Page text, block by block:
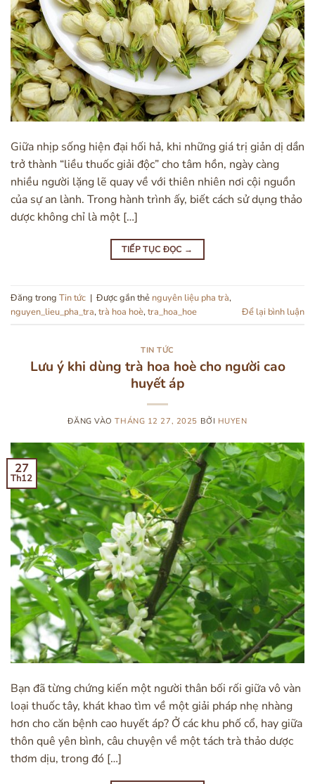
Giữa nhịp sống hiện đại hối hả, khi những giá trị giản dị dần
trở thành “liều thuốc giải độc” cho tâm hồn, ngày càng
nhiều người lặng lẽ quay về với thiên nhiên nơi cội nguồn
của sự an lành. Trong hành trình ấy, biết cách sử dụng thảo
dược không chỉ là một […]
TIẾP TỤC ĐỌC →
Đăng trong Tin tức | Được gắn thẻ nguyên liệu pha trà,
nguyen_lieu_pha_tra, trà hoa hoè, tra_hoa_hoe Để lại bình luận
TIN TỨC
Lưu ý khi dùng trà hoa hoè cho người cao
huyết áp
ĐĂNG VÀOTHÁNG 12 27, 2025 BỞI HUYEN
27
Th12
Bạn đã từng chứng kiến một người thân bối rối giữa vô vàn
loại thuốc tây, khát khao tìm về một giải pháp nhẹ nhàng
hơn cho căn bệnh cao huyết áp? Ở các khu phố cổ, hay giữa
thôn quê yên bình, câu chuyện về một tách trà thảo dược
thơm dịu, trong đó […]